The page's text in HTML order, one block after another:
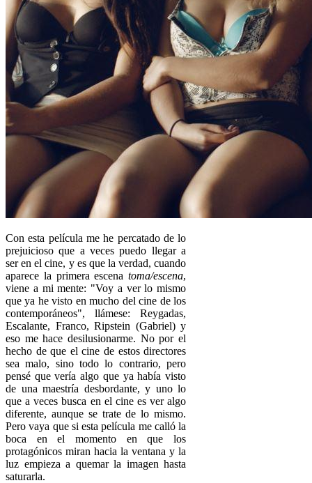
Con esta película me he percatado de lo
prejuicioso que a veces puedo llegar a
ser en el cine, y es que la verdad, cuando
aparece la primera escenatoma/escena,
viene a mi mente: "Voy a ver lo mismo
que ya he visto en mucho del cine de los
contemporáneos", llámese: Reygadas,
Escalante, Franco, Ripstein (Gabriel) y
eso me hace desilusionarme. No por el
hecho de que el cine de estos directores
sea malo, sino todo lo contrario, pero
pensé que vería algo que ya había visto
de una maestría desbordante, y uno lo
que a veces busca en el cine es ver algo
diferente, aunque se trate de lo mismo.
Pero vaya que si esta película me calló la
boca en el momento en que los
protagónicos miran hacia la ventana y la
luz empieza a quemar la imagen hasta
saturarla.